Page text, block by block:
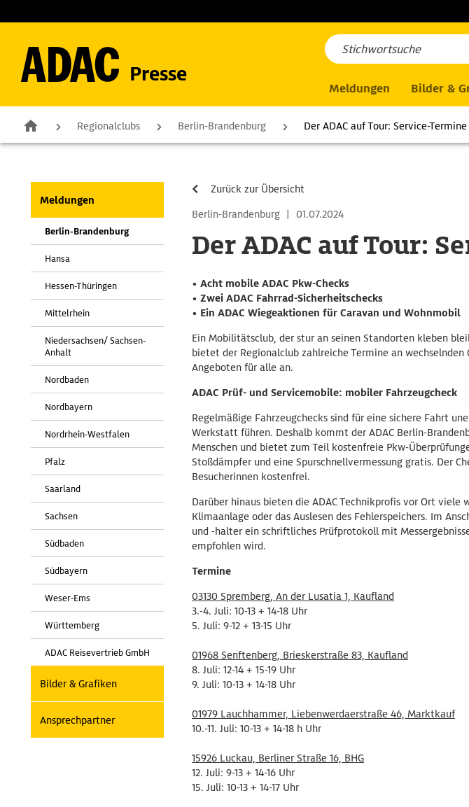
Presse
Meldungen Bilder &
Regionalclubs Berlin-Brandenburg Der ADAC auf Tour: Service-
Meldungen
Berlin-Brandenburg
Hansa
Hessen-Thüringen
Mittelrhein
Niedersachsen/ Sachsen-
Anhalt
Nordbaden
Nordbayern
Nordrhein-Westfalen
Pfalz
Saarland
Sachsen
Südbaden
Südbayern
Weser-Ems
Württemberg
ADAC Reisevertrieb GmbH
Bilder & Grafiken
Ansprechpartner
Zurück zur Übersicht
Berlin-Brandenburg | 01.07.2024
Der ADAC auf Tour:
• Acht mobile ADAC Pkw-Checks
• Zwei ADAC Fahrrad-Sicherheitschecks
• Ein ADAC Wiegeaktionen für Caravan und Wohnmobil
Ein Mobilitätsclub, der stur an seinen Standorten kleben
bietet der Regionalclub zahlreiche Termine an
Angeboten für alle an.
ADAC Prüf- und Servicemobile: mobiler Fahrzeugcheck
Regelmäßige Fahrzeugchecks sind für eine sichere Fahrt
Werkstatt führen. Deshalb kommt der ADAC Berlin-
Menschen und bietet zum Teil kostenfreie Pkw-
Stoßdämpfer und eine Spurschnellvermessung gratis. Der
Besucherinnen kostenfrei.
Darüber hinaus bieten die ADAC Technikprofis vor Ort
Klimaanlage oder das Auslesen des Fehlerspeichers. Im
und -halter ein schriftliches Prüfprotokoll mit
empfohlen wird.
Termine
03130 Spremberg, An der Lusatia 1, Kaufland
3.-4. Juli: 10-13 + 14-18 Uhr
5. Juli: 9-12 + 13-15 Uhr
01968 Senftenberg, Brieskerstraße 83, Kaufland
8. Juli: 12-14 + 15-19 Uhr
9. Juli: 10-13 + 14-18 Uhr
01979 Lauchhammer, Liebenwerdaerstraße 46, Marktkauf
10.-11. Juli: 10-13 + 14-18 h Uhr
15926 Luckau, Berliner Straße 16, BHG
12. Juli: 9-13 + 14-16 Uhr
15. Juli: 10-13 + 14-17 Uhr